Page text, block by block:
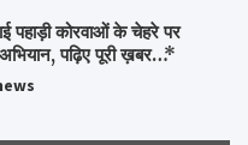
पहाड़ी कोरवाओं के चेहरे पर
पढ़िए पूरी ख़बर…*